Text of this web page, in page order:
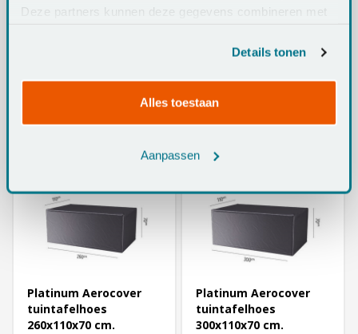
Deze partners kunnen deze gegevens combineren met
hebben verzameld op basis van uw gebruik van hun
Details tonen
Alles toestaan
Aanpassen
160x150x85 cm.
Platinum Aerocover
tuintafelhoes
260x110x70 cm.
Platinum Aerocover
tuintafelhoes
300x110x70 cm.